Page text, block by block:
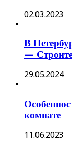
02.03.2023
В
—
29.05.2024
комнате
11.06.2023